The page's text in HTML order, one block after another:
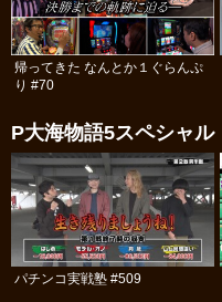
帰ってきた なんとか１ぐらんぷ
り #70
P大海物語5スペシャル
パチンコ実戦塾 #509